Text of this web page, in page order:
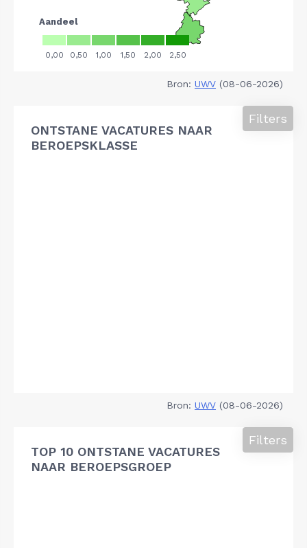
Bron: UWV (08-06-2026)
ONTSTANE VACATURES NAAR
BEROEPSKLASSE
Filters
Bron: UWV (08-06-2026)
TOP 10 ONTSTANE VACATURES
NAAR BEROEPSGROEP
Filters